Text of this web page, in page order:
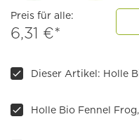
Preis für alle:
6,31 €*
Holle Bio Fennel